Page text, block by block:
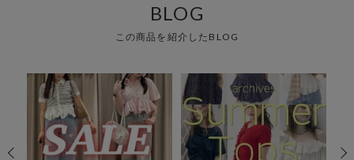
BLOG
この商品を紹介したBLOG